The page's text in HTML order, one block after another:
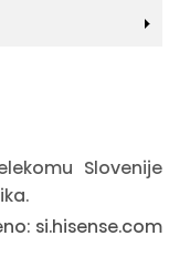
Slovenije
si.hisense.com